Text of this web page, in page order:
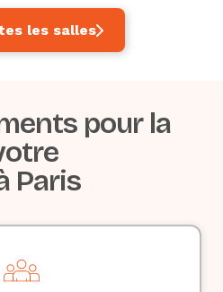
les salles
pour la
Paris